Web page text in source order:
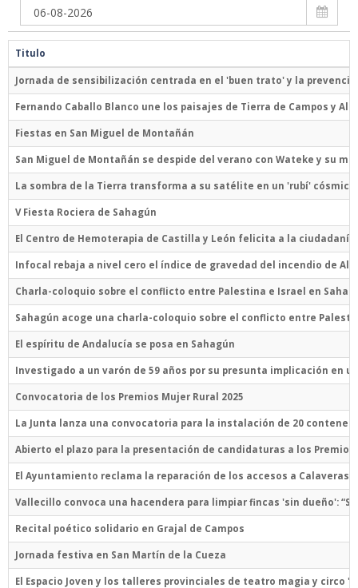
Titulo
Jornada de sensibilización centrada en el 'buen trato' y la
Fernando Caballo Blanco une los paisajes de Tierra de Campos y
Fiestas en San Miguel de Montañán
San Miguel de Montañán se despide del verano con Wateke y su
La sombra de la Tierra transforma a su satélite en un 'rubí' cósmico
V Fiesta Rociera de Sahagún
El Centro de Hemoterapia de Castilla y León felicita a la
Infocal rebaja a nivel cero el índice de gravedad del incendio de
Charla-coloquio sobre el conflicto entre Palestina e Israel en
Sahagún acoge una charla-coloquio sobre el conflicto entre
El espíritu de Andalucía se posa en Sahagún
Investigado a un varón de 59 años por su presunta implicación en
Convocatoria de los Premios Mujer Rural 2025
La Junta lanza una convocatoria para la instalación de 20
Abierto el plazo para la presentación de candidaturas a los Premios
El Ayuntamiento reclama la reparación de los accesos a
Vallecillo convoca una hacendera para limpiar fincas 'sin dueño':
Recital poético solidario en Grajal de Campos
Jornada festiva en San Martín de la Cueza
El Espacio Joven y los talleres provinciales de teatro magia y circo